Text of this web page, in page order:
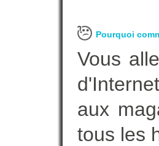
Pourquoi
Vous
aux
tous les